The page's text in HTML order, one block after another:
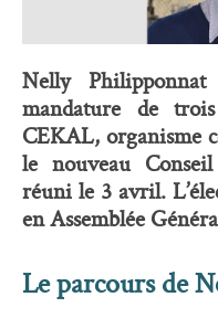
Nelly
mandature de
CEKAL, organisme
le nouveau
réuni le 3 avril.
en Assemblée
Le parcours de